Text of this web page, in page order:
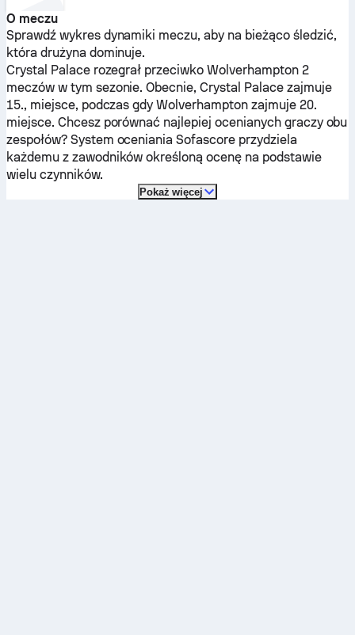
O meczu
Sprawdź wykres dynamiki meczu, aby na bieżąco śledzić,
która drużyna dominuje.
Crystal Palacerozegrał przeciwkoWolverhampton2
meczów w tym sezonie. Obecnie,Crystal Palacezajmuje
15., miejsce, podczas gdyWolverhamptonzajmuje 20.
miejsce. Chcesz porównać najlepiej ocenianych graczy obu
zespołów? System oceniania Sofascore przydziela
każdemu z zawodników określoną ocenę na podstawie
wielu czynników.
Pokaż więcej